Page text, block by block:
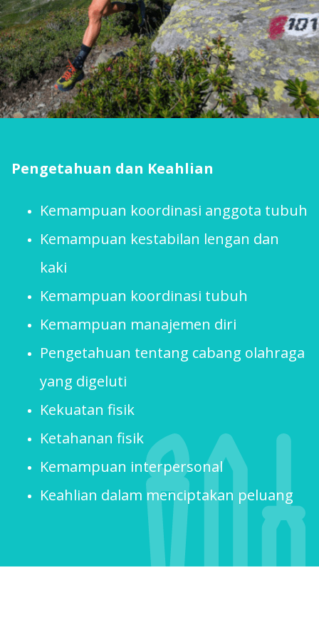
Pengetahuan dan Keahlian
Kemampuan koordinasi anggota tubuh
Kemampuan kestabilan lengan dan
kaki
Kemampuan koordinasi tubuh
Kemampuan manajemen diri
Pengetahuan tentang cabang olahraga
yang digeluti
Kekuatan fisik
Ketahanan fisik
Kemampuan interpersonal
Keahlian dalam menciptakan peluang